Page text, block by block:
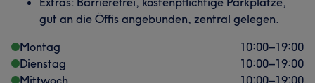
gut an die Öffis angebunden, zentral gelegen.
Montag
10:00–19:00
Dienstag
10:00–19:00
Mittwoch
10:00–19:00